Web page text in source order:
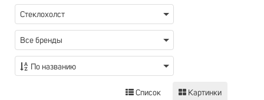
Стеклохолст
Все бренды
По названию
Список Картинки